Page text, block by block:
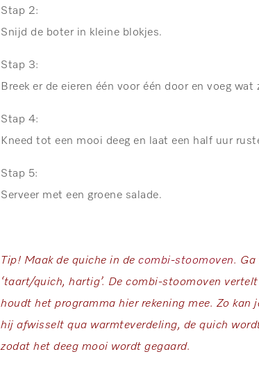
Stap 2:
Snijd de boter in kleine blokjes.
Stap 3:
Breek er de eieren één voor één door en voeg wat
Stap 4:
Kneed tot een mooi deeg en laat een half uur
Stap 5:
Serveer met een groene salade.
Tip! Maak de quiche in de combi-stoomoven. Ga
‘taart/quich, hartig’. De combi-stoomoven
houdt het programma hier rekening mee. Zo
hij afwisselt qua warmteverdeling, de quich
zodat het deeg mooi wordt gegaard.